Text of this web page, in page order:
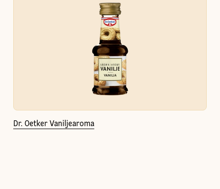
Dr. Oetker Vaniljearoma